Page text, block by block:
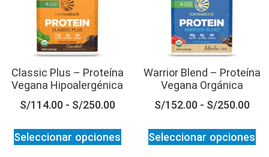
Classic Plus – Proteína
Vegana Hipoalergénica
S/114.00 - S/250.00
Seleccionar opciones
Warrior Blend – Proteína
Vegana Orgánica
S/152.00 - S/250.00
Seleccionar opciones